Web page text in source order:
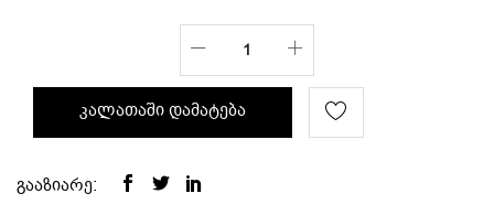
კალათაში დამატება
გააზიარე: